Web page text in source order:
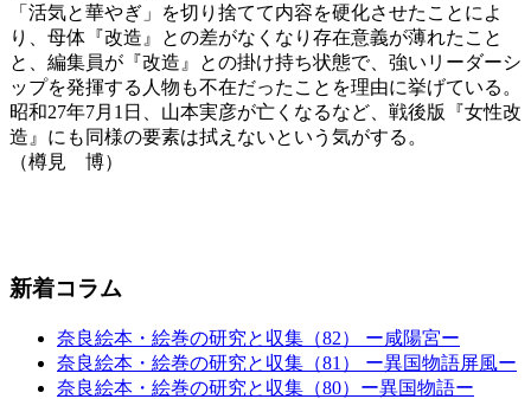
「活気と華やぎ」を切り捨てて内容を硬化させたことによ
り、母体『改造』との差がなくなり存在意義が薄れたこと
と、編集員が『改造』との掛け持ち状態で、強いリーダーシ
ップを発揮する人物も不在だったことを理由に挙げている。
昭和27年7月1日、山本実彦が亡くなるなど、戦後版『女性改
造』にも同様の要素は拭えないという気がする。
（樽見 博）
新着コラム
奈良絵本・絵巻の研究と収集（82） ー咸陽宮ー
奈良絵本・絵巻の研究と収集（81） ー異国物語屏風ー
奈良絵本・絵巻の研究と収集（80）ー異国物語ー